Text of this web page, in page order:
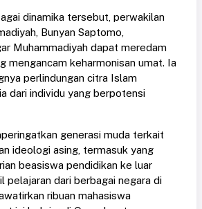
dinamika tersebut, perwakilan
Bunyan Saptomo,
Muhammadiyah dapat meredam
mengancam keharmonisan umat. Ia
perlindungan citra Islam
dari individu yang berpotensi
generasi muda terkait
ideologi asing, termasuk yang
beasiswa pendidikan ke luar
pelajaran dari berbagai negara di
ribuan mahasiswa